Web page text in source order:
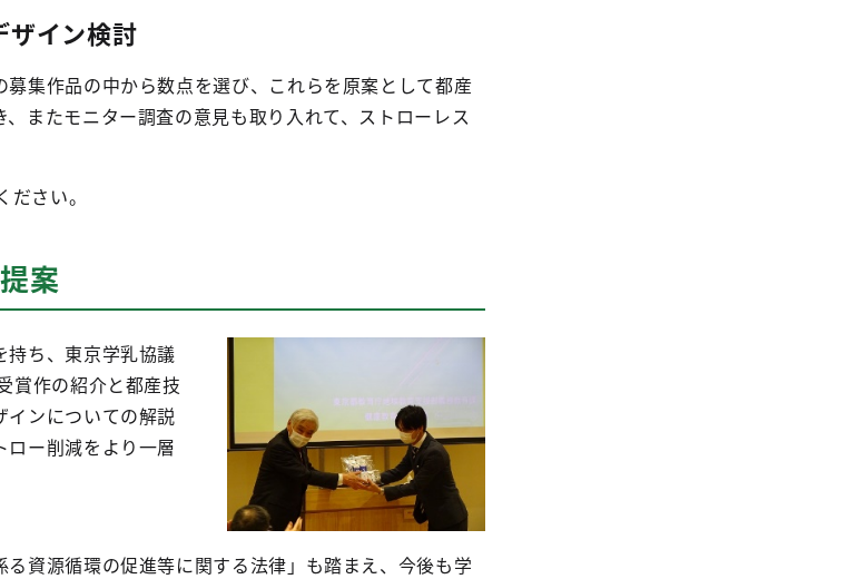
ザイン検討
集作品の中から数点を選び、これらを原案として都産
またモニター調査の意見も取り入れて、ストローレス
ださい。
案
持ち、東京学乳協議
賞作の紹介と都産技
インについての解説
ー削減をより一層
資源循環の促進等に関する法律」も踏まえ、今後も学